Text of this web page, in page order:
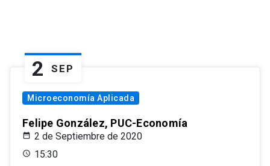
2 SEP
Microeconomía Aplicada
Felipe González, PUC-Economía
2 de Septiembre de 2020
15:30